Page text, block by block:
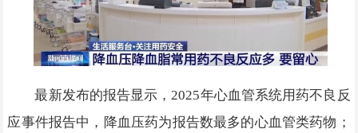
最新发布的报告显示，2025年心血管系统用药不良反
应事件报告中，降血压药为报告数最多的心血管类药物；